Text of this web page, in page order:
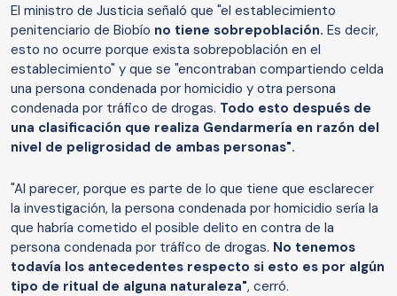
El ministro de Justicia señaló que "el establecimiento
penitenciario de Biobío no tiene sobrepoblación. Es decir,
esto no ocurre porque exista sobrepoblación en el
establecimiento" y que se "encontraban compartiendo celda
una persona condenada por homicidio y otra persona
condenada por tráfico de drogas. Todo esto después de
una clasificación que realiza Gendarmería en razón del
nivel de peligrosidad de ambas personas".
"Al parecer, porque es parte de lo que tiene que esclarecer
la investigación, la persona condenada por homicidio sería la
que habría cometido el posible delito en contra de la
persona condenada por tráfico de drogas. No tenemos
todavía los antecedentes respecto si esto es por algún
tipo de ritual de alguna naturaleza", cerró.